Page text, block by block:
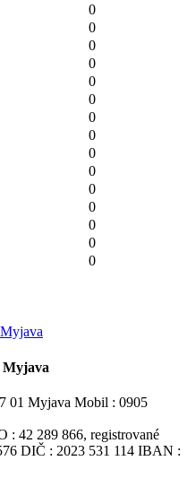
0
0
0
0
0
0
0
0
0
0
0
0
0
0
0
Myjava
01 Myjava Mobil : 0905
: 42 289 866, registrované
DIČ : 2023 531 114 IBAN :